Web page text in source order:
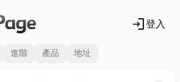
login登入
進階 產品 地址